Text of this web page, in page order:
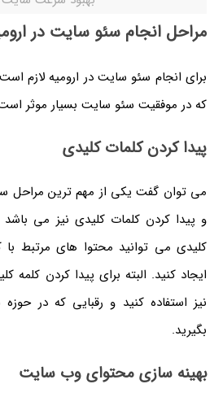
مراحل انجام سئو سایت در
برای انجام سئو سایت در ارومیه لازم
که در موفقیت سئو سایت بسیار موثر است.
پیدا کردن کلمات کلیدی
می توان گفت یکی از مهم ترین مراحل
و پیدا کردن کلمات کلیدی نیز می
کلیدی می توانید محتوا های مرتبط با
ایجاد کنید. البته برای پیدا کردن کلمه
نیز استفاده کنید و رقبایی که در
بگیرید.
بهینه سازی محتوای وب سایت